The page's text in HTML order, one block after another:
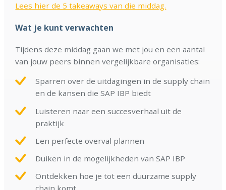
Lees hier de 5 takeaways van die middag.
Wat je kunt verwachten
Tijdens deze middag gaan we met jou en een aantal
van jouw peers binnen vergelijkbare organisaties:
Sparren over de uitdagingen in de supply chain
en de kansen die SAP IBP biedt
Luisteren naar een succesverhaal uit de
praktijk
Een perfecte overval plannen
Duiken in de mogelijkheden van SAP IBP
Ontdekken hoe je tot een duurzame supply